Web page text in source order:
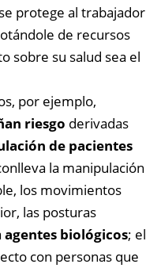
protege al trabajador
de recursos
sobre su salud sea el
por ejemplo,
riesgo derivadas
de pacientes
la manipulación
los movimientos
las posturas
agentes biológicos; el
con personas que